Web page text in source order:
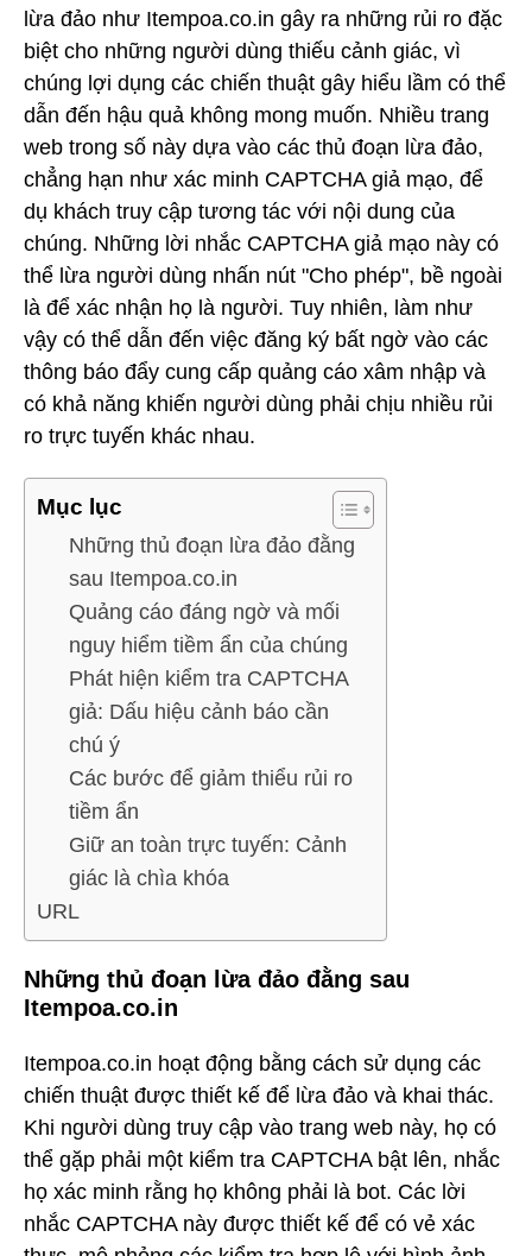
lừa đảo như Itempoa.co.in gây ra những rủi ro đặc
biệt cho những người dùng thiếu cảnh giác, vì
chúng lợi dụng các chiến thuật gây hiểu lầm có thể
dẫn đến hậu quả không mong muốn. Nhiều trang
web trong số này dựa vào các thủ đoạn lừa đảo,
chẳng hạn như xác minh CAPTCHA giả mạo, để
dụ khách truy cập tương tác với nội dung của
chúng. Những lời nhắc CAPTCHA giả mạo này có
thể lừa người dùng nhấn nút "Cho phép", bề ngoài
là để xác nhận họ là người. Tuy nhiên, làm như
vậy có thể dẫn đến việc đăng ký bất ngờ vào các
thông báo đẩy cung cấp quảng cáo xâm nhập và
có khả năng khiến người dùng phải chịu nhiều rủi
ro trực tuyến khác nhau.
Mục lục
Những thủ đoạn lừa đảo đằng
sau Itempoa.co.in
Quảng cáo đáng ngờ và mối
nguy hiểm tiềm ẩn của chúng
Phát hiện kiểm tra CAPTCHA
giả: Dấu hiệu cảnh báo cần
chú ý
Các bước để giảm thiểu rủi ro
tiềm ẩn
Giữ an toàn trực tuyến: Cảnh
giác là chìa khóa
URL
Những thủ đoạn lừa đảo đằng sau
Itempoa.co.in
Itempoa.co.in hoạt động bằng cách sử dụng các
chiến thuật được thiết kế để lừa đảo và khai thác.
Khi người dùng truy cập vào trang web này, họ có
thể gặp phải một kiểm tra CAPTCHA bật lên, nhắc
họ xác minh rằng họ không phải là bot. Các lời
nhắc CAPTCHA này được thiết kế để có vẻ xác